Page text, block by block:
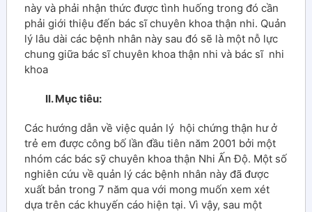
này và phải nhận thức được tình huống trong đó cần
phải giới thiệu đến bác sĩ chuyên khoa thận nhi. Quản
lý lâu dài các bệnh nhân này sau đó sẽ là một nỗ lực
chung giữa bác sĩ chuyên khoa thận nhi và bác sĩ nhi
khoa
II. Mục tiêu:
Các hướng dẫn về việc quản lý hội chứng thận hư ở
trẻ em được công bố lần đầu tiên năm 2001 bởi một
nhóm các bác sỹ chuyên khoa thận Nhi Ấn Độ. Một số
nghiên cứu về quản lý các bệnh nhân này đã được
xuất bản trong 7 năm qua với mong muốn xem xét
dựa trên các khuyến cáo hiện tại. Vì vậy, sau một